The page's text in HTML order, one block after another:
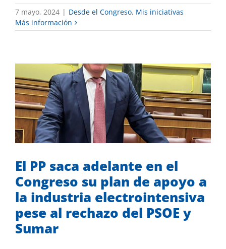
7 mayo, 2024 | Desde el Congreso, Mis iniciativas
Más información
El PP saca adelante en el Congreso su
plan de apoyo a la industria
electrointensiva pese al rechazo del
PSOE y Sumar
Desde el Congreso Mis iniciativas
El PP saca adelante en el
Congreso su plan de apoyo a
la industria electrointensiva
pese al rechazo del PSOE y
Sumar